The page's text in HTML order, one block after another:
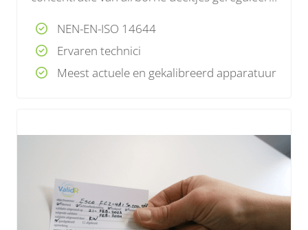
geconstrueerd om de introductie, generatie en
behoud van deeltjes in de ruimte te
minimaliseren
NEN-EN-ISO 14644
Ervaren technici
Meest actuele en gekalibreerd apparatuur